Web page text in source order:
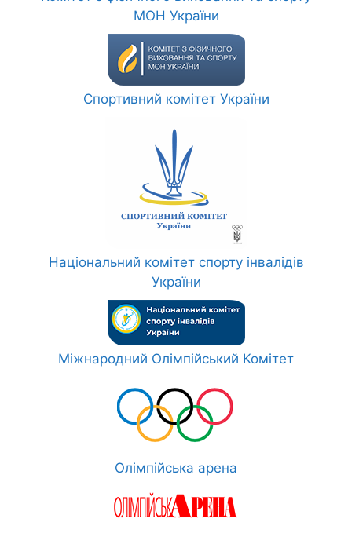
МОН України
Спортивний комітет України
Національний комітет спорту інвалідів
України
Міжнародний Олімпійський Комітет
Олімпійська арена